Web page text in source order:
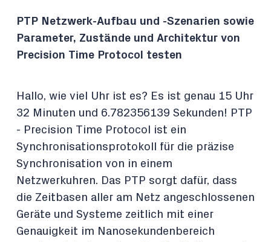
PTP Netzwerk-Aufbau und -Szenarien sowie
Parameter, Zustände und Architektur von
Precision Time Protocol testen
Hallo, wie viel Uhr ist es? Es ist genau 15 Uhr
32 Minuten und 6.782356139 Sekunden! PTP
- Precision Time Protocol ist ein
Synchronisationsprotokoll für die präzise
Synchronisation von in einem
Netzwerkuhren. Das PTP sorgt dafür, dass
die Zeitbasen aller am Netz angeschlossenen
Geräte und Systeme zeitlich mit einer
Genauigkeit im Nanosekundenbereich